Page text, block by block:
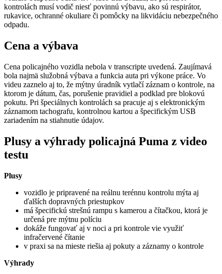
kontrolách musí vodič niesť povinnú výbavu, ako sú respirátor,
rukavice, ochranné okuliare či pomôcky na likvidáciu nebezpečného
odpadu.
Cena a výbava
Cena policajného vozidla nebola v transcripte uvedená. Zaujímavá
bola najmä služobná výbava a funkcia auta pri výkone práce. Vo
videu zaznelo aj to, že mýtny úradník vytlačí záznam o kontrole, na
ktorom je dátum, čas, porušenie pravidiel a podklad pre blokovú
pokutu. Pri špeciálnych kontrolách sa pracuje aj s elektronickým
záznamom tachografu, kontrolnou kartou a špecifickým USB
zariadením na stiahnutie údajov.
Plusy a výhrady policajná Puma z video
testu
Plusy
vozidlo je pripravené na reálnu terénnu kontrolu mýta aj
ďalších dopravných priestupkov
má špecifickú strešnú rampu s kamerou a čítačkou, ktorá je
určená pre mýtnu políciu
dokáže fungovať aj v noci a pri kontrole vie využiť
infračervené čítanie
v praxi sa na mieste riešia aj pokuty a záznamy o kontrole
Výhrady